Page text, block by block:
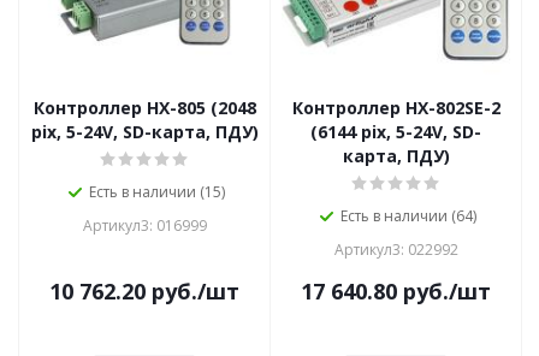
Контроллер HX-805 (2048
pix, 5-24V, SD-карта, ПДУ)
Есть в наличии (15)
Артикул3: 016999
10 762.20 руб./шт
Контроллер HX-802SE-2
(6144 pix, 5-24V, SD-
карта, ПДУ)
Есть в наличии (64)
Артикул3: 022992
17 640.80 руб./шт